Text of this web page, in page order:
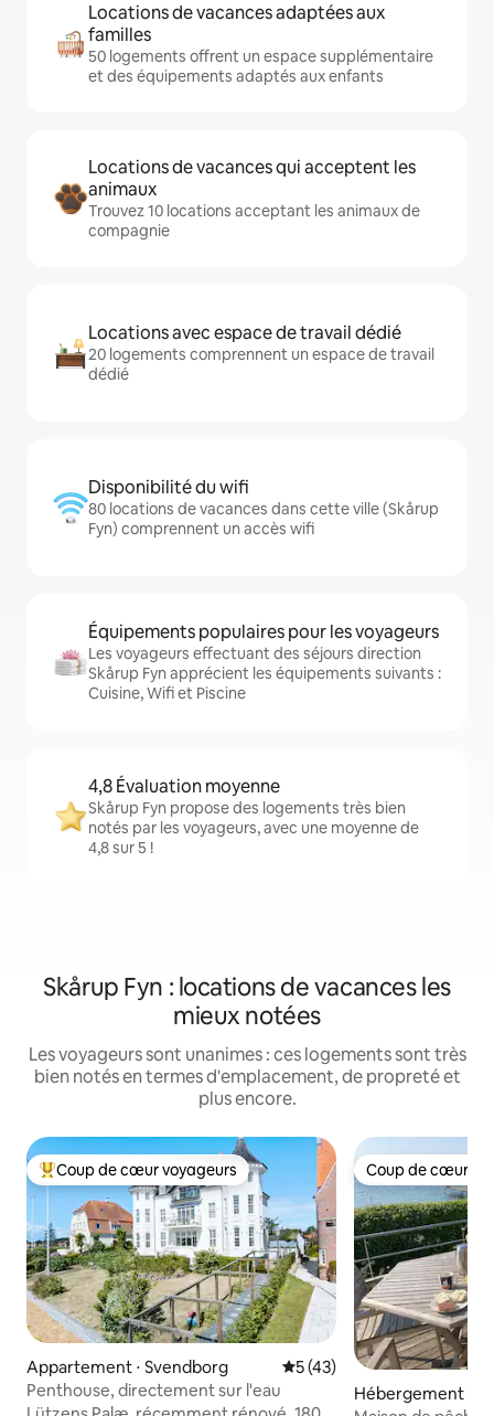
Locations de vacances adaptées aux
familles
50 logements offrent un espace supplémentaire
et des équipements adaptés aux enfants
Locations de vacances qui acceptent les
animaux
Trouvez 10 locations acceptant les animaux de
compagnie
Locations avec espace de travail dédié
20 logements comprennent un espace de travail
dédié
Disponibilité du wifi
80 locations de vacances dans cette ville (Skårup
Fyn) comprennent un accès wifi
Équipements populaires pour les voyageurs
Les voyageurs effectuant des séjours direction
Skårup Fyn apprécient les équipements suivants :
Cuisine, Wifi et Piscine
4,8 Évaluation moyenne
Skårup Fyn propose des logements très bien
notés par les voyageurs, avec une moyenne de
4,8 sur 5 !
Skårup Fyn : locations de vacances les
mieux notées
Les voyageurs sont unanimes : ces logements sont très
bien notés en termes d'emplacement, de propreté et
plus encore.
Coups de cœur voyageurs les plus appréciés
Coup de cœur voyageurs
Appartement ⋅ Svendborg Évaluation moyenne sur la
5 (43)
Penthouse, directement sur l'eau
Coup de cœur
Coup de cœur
Hébergement ⋅